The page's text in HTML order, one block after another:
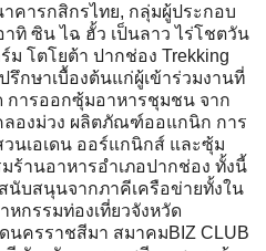
คารกสิกรไทย, กลุ่มผู้ประกอบ
ทิ ซิน ไฉ ฮั้ว เป็นลาว ไร่โชตวัน
โตโยต้า ปากช่อง Trekking
รึกษาเบื้องต้นแก่ผู้เข้าร่วมงานที่
การออกซุ้มอาหารชุมชน จาก
ลองม่วง ผลิตภัณฑ์ออแกนิก การ
นเอเดน ออร์แกนิกส์ และซุ้ม
ร้านอาหารอำเภอปากช่อง ทั้งนี้
นับสนุนจากภาคีเครือข่ายทั้งใน
กรรมท่องเที่ยวจังหวัด
นครราชสีมา สมาคมBIZ CLUB